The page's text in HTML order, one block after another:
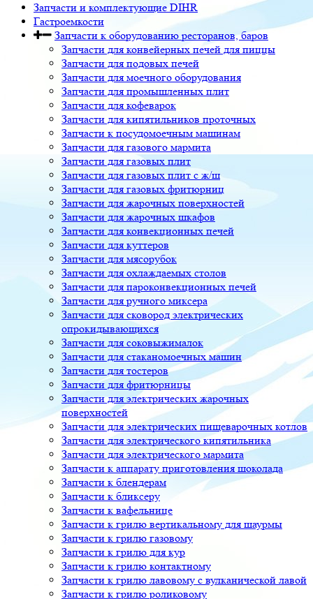
Запчасти и комплектующие DIHR
Гастроемкости
Запчасти к оборудованию ресторанов, баров
Запчасти для конвейерных печей для пиццы
Запчасти для подовых печей
Запчасти для моечного оборудования
Запчасти для промышленных плит
Запчасти для кофеварок
Запчасти для кипятильников проточных
Запчасти к посудомоечным машинам
Запчасти для газового мармита
Запчасти для газовых плит
Запчасти для газовых плит с ж/ш
Запчасти для газовых фритюрниц
Запчасти для жарочных поверхностей
Запчасти для жарочных шкафов
Запчасти для конвекционных печей
Запчасти для куттеров
Запчасти для мясорубок
Запчасти для охлаждаемых столов
Запчасти для пароконвекционных печей
Запчасти для ручного миксера
Запчасти для сковород электрических
опрокидывающихся
Запчасти для соковыжималок
Запчасти для стаканомоечных машин
Запчасти для тостеров
Запчасти для фритюрницы
Запчасти для электрических жарочных
поверхностей
Запчасти для электрических пищеварочных котлов
Запчасти для электрического кипятильника
Запчасти для электрического мармита
Запчасти к аппарату приготовления шоколада
Запчасти к блендерам
Запчасти к бликсеру
Запчасти к вафельнице
Запчасти к грилю вертикальному для шаурмы
Запчасти к грилю газовому
Запчасти к грилю для кур
Запчасти к грилю контактному
Запчасти к грилю лавовому с вулканической лавой
Запчасти к грилю роликовому